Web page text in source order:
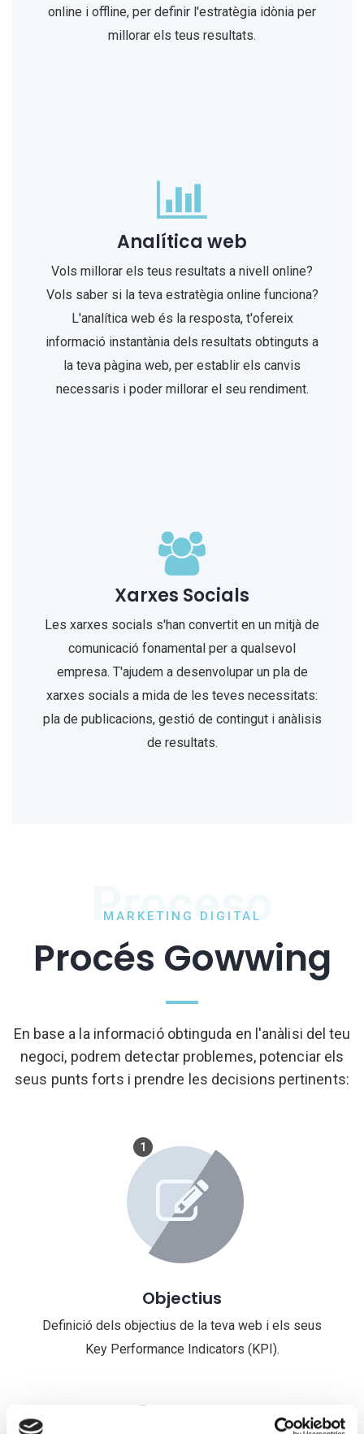
online i offline, per definir l'estratègia idònia per
millorar els teus resultats.
Analítica web
Vols millorar els teus resultats a nivell online?
Vols saber si la teva estratègia online funciona?
L'analítica web és la resposta, t'ofereix
informació instantània dels resultats obtinguts a
la teva pàgina web, per establir els canvis
necessaris i poder millorar el seu rendiment.
Xarxes Socials
Les xarxes socials s'han convertit en un mitjà de
comunicació fonamental per a qualsevol
empresa. T'ajudem a desenvolupar un pla de
xarxes socials a mida de les teves necessitats:
pla de publicacions, gestió de contingut i anàlisis
de resultats.
Proceso
MARKETING DIGITAL
Procés Gowwing
En base a la informació obtinguda en l'anàlisi del teu
negoci, podrem detectar problemes, potenciar els
seus punts forts i prendre les decisions pertinents:
1
Objectius
Definició dels objectius de la teva web i els seus
Key Performance Indicators (KPI).